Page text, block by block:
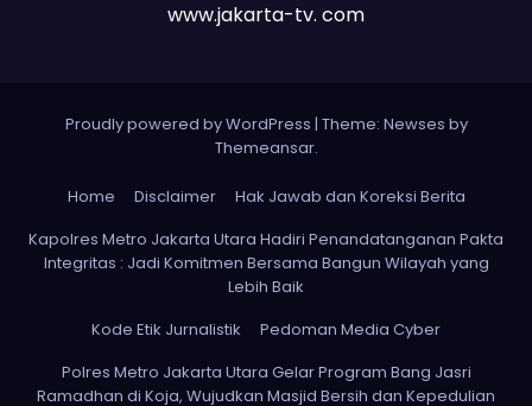
www.jakarta-tv. com
Proudly powered by WordPress | Theme: Newses by
Themeansar.
Home Disclaimer
Hak Jawab dan Koreksi Berita
Kapolres Metro Jakarta Utara Hadiri Penandatanganan Pakta
Integritas : Jadi Komitmen Bersama Bangun Wilayah yang
Lebih Baik
Kode Etik Jurnalistik
Pedoman Media Cyber
Polres Metro Jakarta Utara Gelar Program Bang Jasri
Ramadhan di Koja, Wujudkan Masjid Bersih dan Kepedulian